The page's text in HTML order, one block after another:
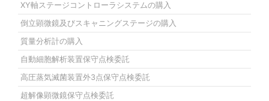
XY軸ステージコントローラシステムの購入
倒立顕微鏡及びスキャニングステージの購入
質量分析計の購入
自動細胞解析装置保守点検委託
高圧蒸気滅菌装置外3点保守点検委託
超解像顕微鏡保守点検委託